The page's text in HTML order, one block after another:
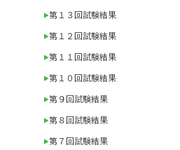
第１３回試験結果
第１２回試験結果
第１１回試験結果
第１０回試験結果
第９回試験結果
第８回試験結果
第７回試験結果